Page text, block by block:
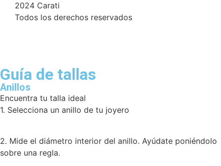
2024 Carati
Todos los derechos reservados
Guía de tallas
Anillos
Encuentra tu talla ideal
1. Selecciona un anillo de tu joyero
2. Mide el diámetro interior del anillo. Ayúdate poniéndolo
sobre una regla.